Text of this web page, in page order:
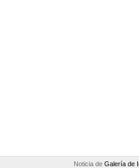
Noticia de Galería de